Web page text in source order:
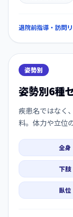
退院前指導・訪問
姿勢別
姿勢別6種
疾患名ではなく
料。体力や立位
全身
下肢
臥位